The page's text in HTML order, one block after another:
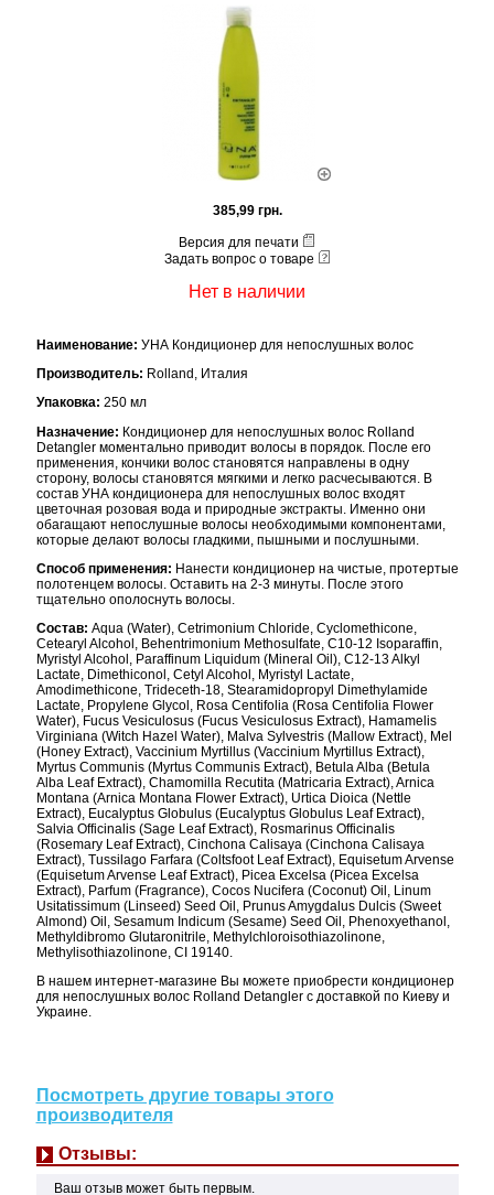
385,99 грн.
Версия для печати
Задать вопрос о товаре
Нет в наличии
Наименование: УНА Кондиционер для непослушных волос
Производитель: Rolland, Италия
Упаковка: 250 мл
Назначение: Кондиционер для непослушных волос Rolland
Detangler моментально приводит волосы в порядок. После его
применения, кончики волос становятся направлены в одну
сторону, волосы становятся мягкими и легко расчесываются. В
состав УНА кондиционера для непослушных волос входят
цветочная розовая вода и природные экстракты. Именно они
обагащают непослушные волосы необходимыми компонентами,
которые делают волосы гладкими, пышными и послушными.
Способ применения: Нанести кондиционер на чистые, протертые
полотенцем волосы. Оставить на 2-3 минуты. После этого
тщательно ополоснуть волосы.
Состав: Aqua (Water), Cetrimonium Chloride, Cyclomethicone,
Cetearyl Alcohol, Behentrimonium Methosulfate, C10-12 Isoparaffin,
Myristyl Alcohol, Paraffinum Liquidum (Mineral Oil), C12-13 Alkyl
Lactate, Dimethiconol, Cetyl Alcohol, Myristyl Lactate,
Amodimethicone, Trideceth-18, Stearamidopropyl Dimethylamide
Lactate, Propylene Glycol, Rosa Centifolia (Rosa Centifolia Flower
Water), Fucus Vesiculosus (Fucus Vesiculosus Extract), Hamamelis
Virginiana (Witch Hazel Water), Malva Sylvestris (Mallow Extract), Mel
(Honey Extract), Vaccinium Myrtillus (Vaccinium Myrtillus Extract),
Myrtus Communis (Myrtus Communis Extract), Betula Alba (Betula
Alba Leaf Extract), Chamomilla Recutita (Matricaria Extract), Arnica
Montana (Arnica Montana Flower Extract), Urtica Dioica (Nettle
Extract), Eucalyptus Globulus (Eucalyptus Globulus Leaf Extract),
Salvia Officinalis (Sage Leaf Extract), Rosmarinus Officinalis
(Rosemary Leaf Extract), Cinchona Calisaya (Cinchona Calisaya
Extract), Tussilago Farfara (Coltsfoot Leaf Extract), Equisetum Arvense
(Equisetum Arvense Leaf Extract), Picea Excelsa (Picea Excelsa
Extract), Parfum (Fragrance), Cocos Nucifera (Coconut) Oil, Linum
Usitatissimum (Linseed) Seed Oil, Prunus Amygdalus Dulcis (Sweet
Almond) Oil, Sesamum Indicum (Sesame) Seed Oil, Phenoxyethanol,
Methyldibromo Glutaronitrile, Methylchloroisothiazolinone,
Methylisothiazolinone, CI 19140.
В нашем интернет-магазине Вы можете приобрести кондиционер
для непослушных волос Rolland Detangler с доставкой по Киеву и
Украине.
Посмотреть другие товары этого
производителя
Отзывы:
Ваш отзыв может быть первым.